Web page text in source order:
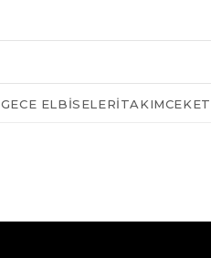
GECE ELBISELERITAKIMCEKET